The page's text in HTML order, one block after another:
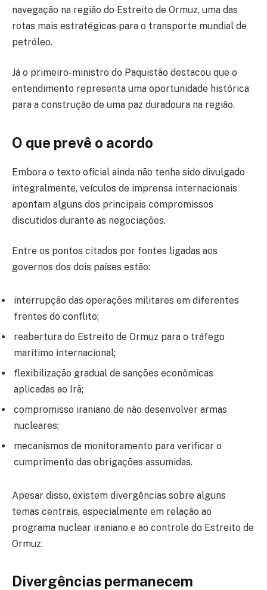
navegação na região do Estreito de Ormuz, uma das
rotas mais estratégicas para o transporte mundial de
petróleo.
Já o primeiro-ministro do Paquistão destacou que o
entendimento representa uma oportunidade histórica
para a construção de uma paz duradoura na região.
O que prevê o acordo
Embora o texto oficial ainda não tenha sido divulgado
integralmente, veículos de imprensa internacionais
apontam alguns dos principais compromissos
discutidos durante as negociações.
Entre os pontos citados por fontes ligadas aos
governos dos dois países estão:
interrupção das operações militares em diferentes
frentes do conflito;
reabertura do Estreito de Ormuz para o tráfego
marítimo internacional;
flexibilização gradual de sanções econômicas
aplicadas ao Irã;
compromisso iraniano de não desenvolver armas
nucleares;
mecanismos de monitoramento para verificar o
cumprimento das obrigações assumidas.
Apesar disso, existem divergências sobre alguns
temas centrais, especialmente em relação ao
programa nuclear iraniano e ao controle do Estreito de
Ormuz.
Divergências permanecem